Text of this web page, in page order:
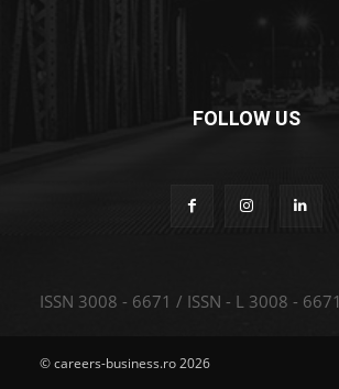
FOLLOW US
ISSN 3008 - 6671 / ISSN - L 3008 - 6671
© careers-business.ro 2026